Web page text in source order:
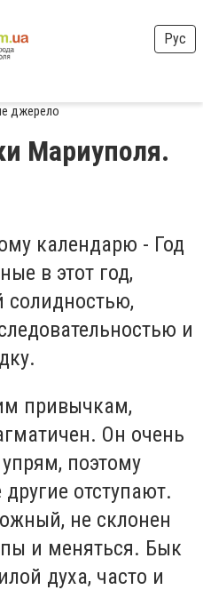
Рус
джерело
Мариуполя.
календарю - Год
в этот год,
солидностью,
и
привычкам,
Он очень
поэтому
отступают.
не склонен
и меняться. Бык
духа, часто и